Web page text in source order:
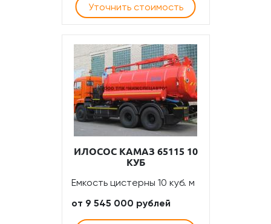
Уточнить стоимость
ИЛОСОС КАМАЗ 65115 10
КУБ
Емкость цистерны 10 куб. м
от 9 545 000 рублей